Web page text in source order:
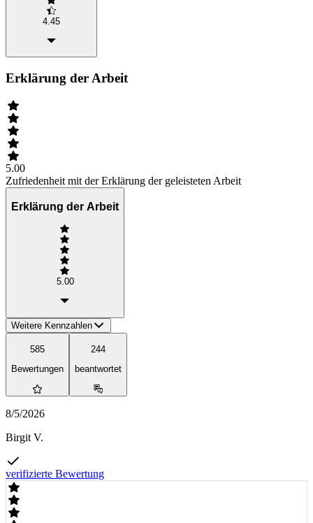
4.45
Erklärung der Arbeit
5.00
Zufriedenheit mit der Erklärung der geleisteten Arbeit
Erklärung der Arbeit
5.00
Weitere Kennzahlen
585
Bewertungen
244
beantwortet
8/5/2026
Birgit V.
verifizierte Bewertung